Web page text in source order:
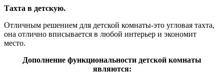
Тахта в детскую.
Отличным решением для детской комнаты-это угловая тахта,
она отлично вписывается в любой интерьер и экономит
место.
Дополнение функциональности детской комнаты
являются: